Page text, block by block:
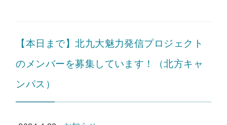
【本日まで】北九大魅力発信プロジェクト
のメンバーを募集しています！（北方キャ
ンパス）